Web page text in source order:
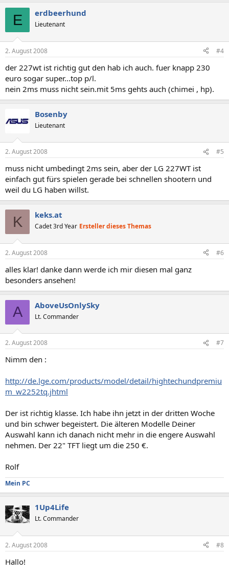
E erdbeerhund
Lieutenant
2. August 2008 #4
der 227wt ist richtig gut den hab ich auch. fuer knapp 230
euro sogar super...top p/l.
nein 2ms muss nicht sein.mit 5ms gehts auch (chimei , hp).
Bosenby
Lieutenant
2. August 2008 #5
muss nicht umbedingt 2ms sein, aber der LG 227WT ist
einfach gut fürs spielen gerade bei schnellen shootern und
weil du LG haben willst.
K keks.at
Cadet 3rd Year Ersteller dieses Themas
2. August 2008 #6
alles klar! danke dann werde ich mir diesen mal ganz
besonders ansehen!
A AboveUsOnlySky
Lt. Commander
2. August 2008 #7
Nimm den :
http://de.lge.com/products/model/detail/hightechundpremiu
m_w2252tq.jhtml
Der ist richtig klasse. Ich habe ihn jetzt in der dritten Woche
und bin schwer begeistert. Die älteren Modelle Deiner
Auswahl kann ich danach nicht mehr in die engere Auswahl
nehmen. Der 22" TFT liegt um die 250 €.
Rolf
Mein PC
1Up4Life
Lt. Commander
2. August 2008 #8
Hallo!